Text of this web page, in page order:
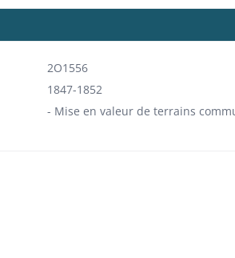
2O1556
1847-1852
- Mise en valeur de terrains